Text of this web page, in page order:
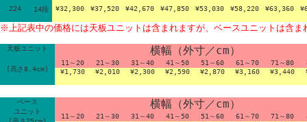
224 14段 ¥32,300 ¥37,520 ¥42,670 ¥47,850 ¥53,030 ¥58,220 ¥63,360
※上記表中の価格には天板ユニットは含まれますが、ベースユニットは含ま
天板ユニット
(高さ8.4cm)
横幅（外寸／cm）
11～20 21～30 31～40 41～50 51～60 61～70 71～80
¥1,730
¥2,010 ¥2,300 ¥2,590 ¥2,870 ¥3,160 ¥3,440
ベース
ユニット
横幅（外寸／cm）
11～20 21～30 31～40 41～50 51～60 61～70 71～80